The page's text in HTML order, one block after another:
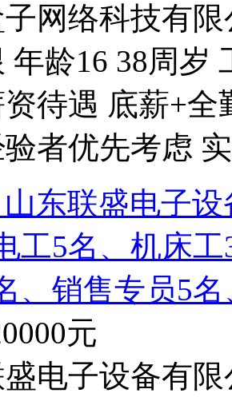
网络科技有
年龄16 38周岁
待遇 底薪+
者优先考虑
山东联盛电子
工5名、机床
、销售专员5
元
电子设备有